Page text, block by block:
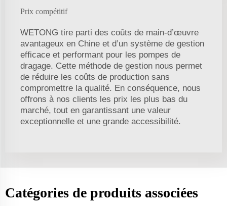
Prix compétitif
WETONG tire parti des coûts de main-d’œuvre
avantageux en Chine et d’un système de gestion
efficace et performant pour les pompes de
dragage. Cette méthode de gestion nous permet
de réduire les coûts de production sans
compromettre la qualité. En conséquence, nous
offrons à nos clients les prix les plus bas du
marché, tout en garantissant une valeur
exceptionnelle et une grande accessibilité.
Catégories de produits associées